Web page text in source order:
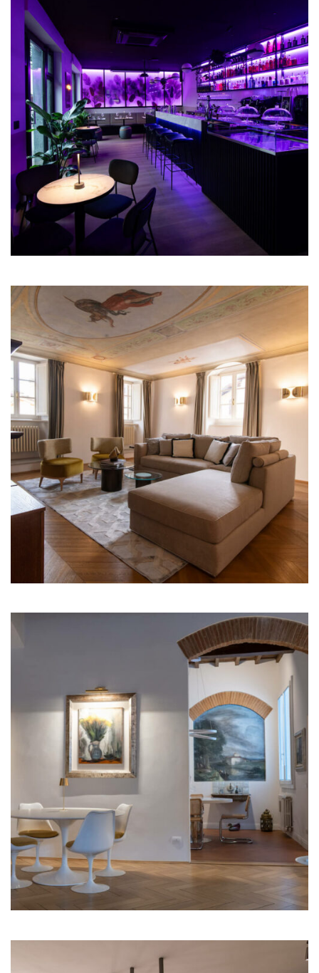
Illum Florence
Illum Adele Illum Florence
Illum Adele Illum Florence